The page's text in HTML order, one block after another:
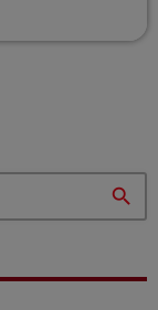
search